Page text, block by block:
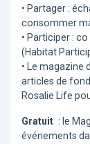
• Partager :
consommer
• Participer :
(Habitat
• Le magazine
articles de
Rosalie Life
Gratuit : le
événements